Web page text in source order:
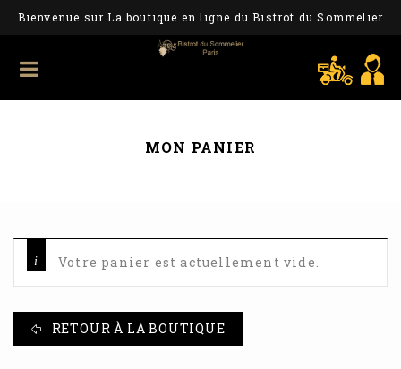
Bienvenue sur La boutique en ligne du Bistrot du Sommelier
MON PANIER
Votre panier est actuellement vide.
RETOUR À LA BOUTIQUE